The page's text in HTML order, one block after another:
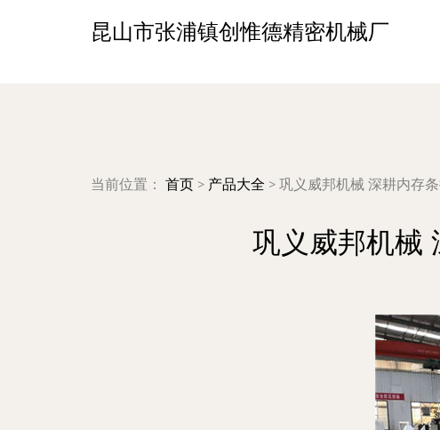
昆山市张浦镇创惟德精密机械厂
当前位置： 首页 > 产品大全 > 巩义威邦机械 深耕内存
巩义威邦机械